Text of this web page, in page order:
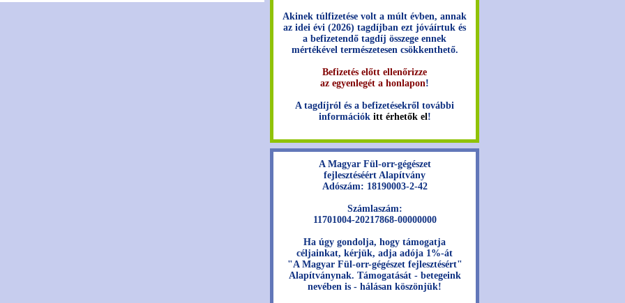
Akinek túlfizetése volt a múlt évben, annak
az idei évi (2026) tagdíjban ezt jóváírtuk és
a befizetendő tagdíj összege ennek
mértékével természetesen csökkenthető.
Befizetés előtt ellenőrizze
az egyenlegét a honlapon!
A tagdíjról és a befizetésekről további
információk itt érhetők el!
A Magyar Fül-orr-gégészet
fejlesztéséért Alapítvány
Adószám: 18190003-2-42
Számlaszám:
11701004-20217868-00000000
Ha úgy gondolja, hogy támogatja
céljainkat, kérjük, adja adója 1%-át
"A Magyar Fül-orr-gégészet fejlesztésért"
Alapítványnak. Támogatását - betegeink
nevében is - hálásan köszönjük!